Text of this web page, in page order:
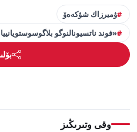
ۋميرزاك شۋكەەۆ
«فوند ناتسيونالنوگو
وقى وتىرىڭىز